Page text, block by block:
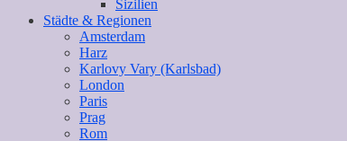
Sizilien
Städte & Regionen
Amsterdam
Harz
Karlovy Vary (Karlsbad)
London
Paris
Prag
Rom